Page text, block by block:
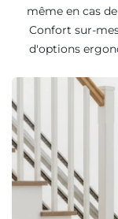
même en cas
Confort sur-
d'options